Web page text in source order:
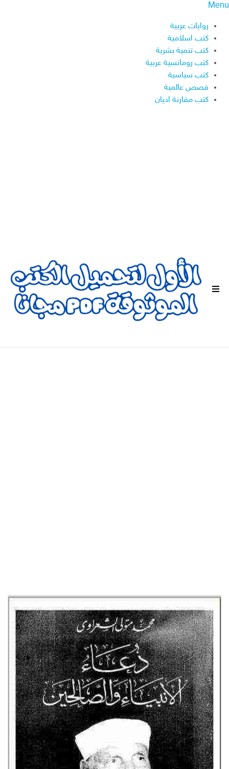
Menu
روايات عربية
كتب اسلامية
كتب تنمية بشرية
كتب رومانسية عربية
كتب سياسية
قصص عالمية
كتب مقارنة اديان
ا